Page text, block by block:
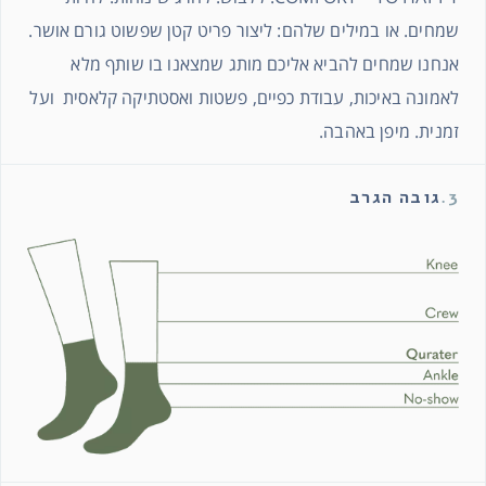
שמחים. או במילים שלהם: ליצור פריט קטן שפשוט גורם אושר.
אנחנו שמחים להביא אליכם מותג שמצאנו בו שותף מלא
לאמונה באיכות, עבודת כפיים, פשטות ואסטתיקה קלאסית ועל
זמנית. מיפן באהבה.
3. גובה הגרב